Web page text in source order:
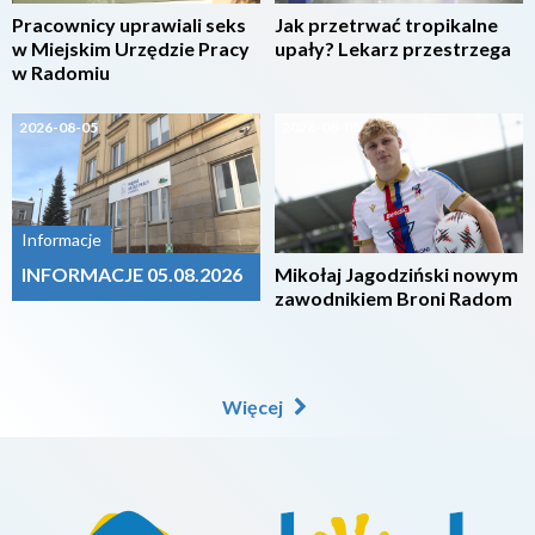
Pracownicy uprawiali seks
w Miejskim Urzędzie Pracy
w Radomiu
2026-08-05
Informacje
INFORMACJE 05.08.2026
Jak przetrwać tropikalne
upały? Lekarz przestrzega
2026-08-05
Mikołaj Jagodziński nowym
zawodnikiem Broni Radom
Więcej